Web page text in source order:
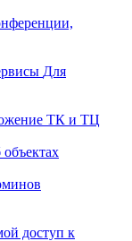
Для
ТК и ТЦ
доступ к